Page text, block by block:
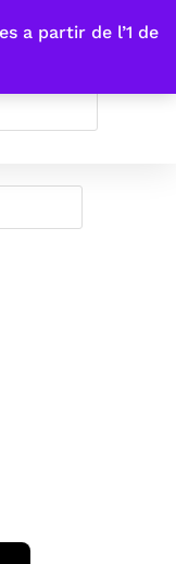
a partir de l’1 de